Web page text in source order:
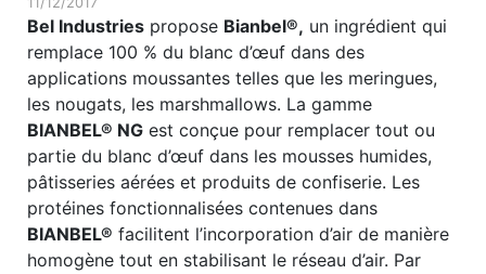
Bel Industries propose Bianbel®, un ingrédient qui
remplace 100 % du blanc d’œuf dans des
applications moussantes telles que les meringues,
les nougats, les marshmallows. La gamme
BIANBEL® NG est conçue pour remplacer tout ou
partie du blanc d’œuf dans les mousses humides,
pâtisseries aérées et produits de confiserie. Les
protéines fonctionnalisées contenues dans
BIANBEL® facilitent l’incorporation d’air de manière
homogène tout en stabilisant le réseau d’air. Par